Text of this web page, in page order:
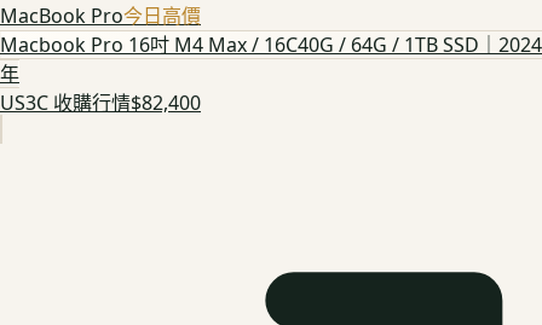
MacBook Pro今日高價
Macbook Pro 16吋 M4 Max / 16C40G / 64G / 1TB SSD｜2024
年
US3C 收購行情$82,400